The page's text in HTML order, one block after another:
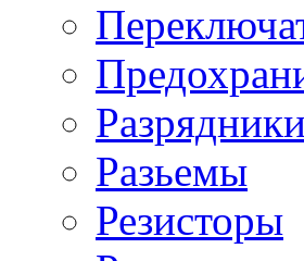
Разрядники
Разьемы
Резисторы